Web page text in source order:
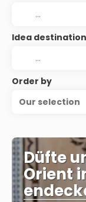
Idea destination
Order by
Our selection
Düfte
Orient